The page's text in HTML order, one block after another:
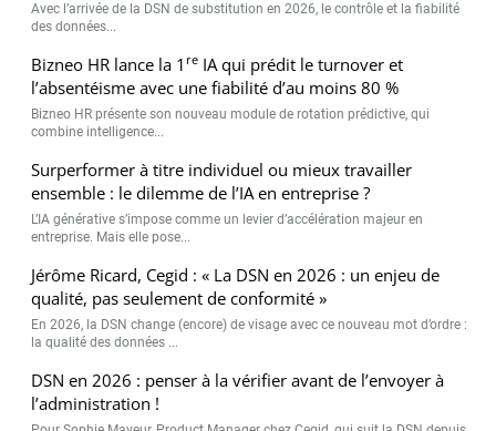
Avec l’arrivée de la DSN de substitution en 2026, le contrôle et la fiabilité
des données...
Bizneo HR lance la 1 re IA qui prédit le turnover et
l’absentéisme avec une fiabilité d’au moins 80 %
Bizneo HR présente son nouveau module de rotation prédictive, qui
combine intelligence...
Surperformer à titre individuel ou mieux travailler
ensemble : le dilemme de l’IA en entreprise ?
L’IA générative s’impose comme un levier d’accélération majeur en
entreprise. Mais elle pose...
Jérôme Ricard, Cegid : « La DSN en 2026 : un enjeu de
qualité, pas seulement de conformité »
En 2026, la DSN change (encore) de visage avec ce nouveau mot d’ordre :
la qualité des données ...
DSN en 2026 : penser à la vérifier avant de l’envoyer à
l’administration !